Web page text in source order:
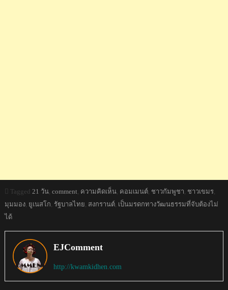
Tagged 21 วัน, comment ความคิดเห็น, คอมเมนต์, ชาวกัมพูชา ชาวเขมร,
มุมมอง, ยูเนสโก รัฐบาลไทย สงกรานต์, เป็นมรดกทางวัฒนธรรมที่จับต้องไม่
ได้
EJComment
http://kwamkidhen.com